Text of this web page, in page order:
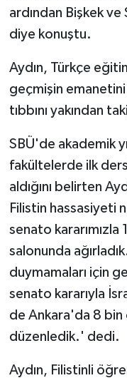
ardından Bişkek
diye konuştu.
Aydın, Türkçe
geçmişin
tıbbını yakından
SBÜ'de akademik
fakültelerde ilk
aldığını belirten
Filistin hassasiyeti
senato
salonunda
duymamaları için
senato kararıyla
de Ankara'da 8
düzenledik.' dedi.
Aydın, Filistinli